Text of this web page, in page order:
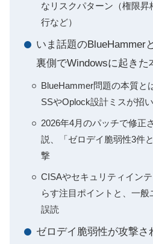
なリスクパターン（権限
行など）
いま話題のBlueHammer
裏側でWindowsに起きた
BlueHammer問題の本質と
SSやOplock設計ミスが招
2026年4月のパッチで修正
説、「ゼロデイ脆弱性3件
撃
CISAやセキュリティイン
らす注目ポイントと、一
誤読
ゼロデイ脆弱性が攻撃さ